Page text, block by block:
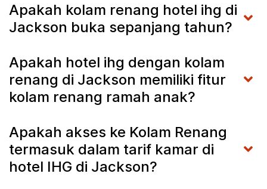
Apakah kolam renang hotel ihg di
Jackson buka sepanjang tahun?
Apakah hotel ihg dengan kolam
renang di Jackson memiliki fitur
kolam renang ramah anak?
Apakah akses ke Kolam Renang
termasuk dalam tarif kamar di
hotel IHG di Jackson?